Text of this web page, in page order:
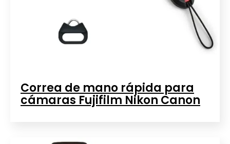
Correa de mano rápida para
cámaras Fujifilm Nikon Canon